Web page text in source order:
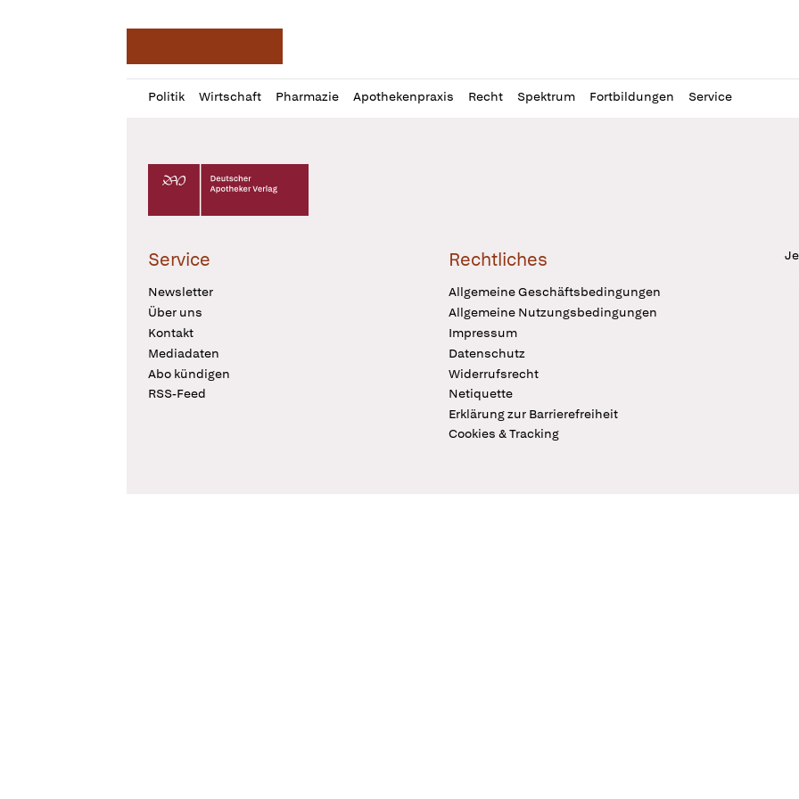
Politik Wirtschaft Pharmazie Apothekenpraxis Recht Spektrum Fortbildungen Service
Profil
öffnen
Daz
Pur
Deutscher Apotheker Verlag Logo
Service
Newsletter
Über uns
Kontakt
Mediadaten
Abo kündigen
RSS-Feed
Rechtliches
Allgemeine Geschäftsbedingungen
Allgemeine Nutzungsbedingungen
Impressum
Datenschutz
Widerrufsrecht
Netiquette
Erklärung zur Barrierefreiheit
Cookies & Tracking